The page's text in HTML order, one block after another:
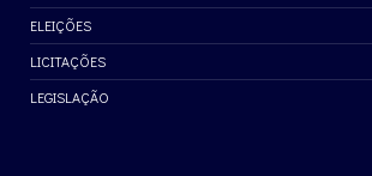
ELEIÇÕES
LICITAÇÕES
LEGISLAÇÃO